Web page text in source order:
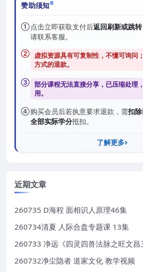
赞助须知
①点击立即获取支付后返回刷新或跳转
请联系客服。
② 虚拟资源具有可复制性，不懂可询问
方式的退款。
③ 部分课程无法直接分享，已压缩处理
用。
④购买会员后若执意要求退款，需扣
全部实际学分抵扣。
了解更多
近期文章
260735 D海程 面相识人原理46集
260734清夏 人际合盘专题课 13集
260733 净远《四灵四兽法脉之旺文昌
260732净尘隐者 道家文化 教学视频